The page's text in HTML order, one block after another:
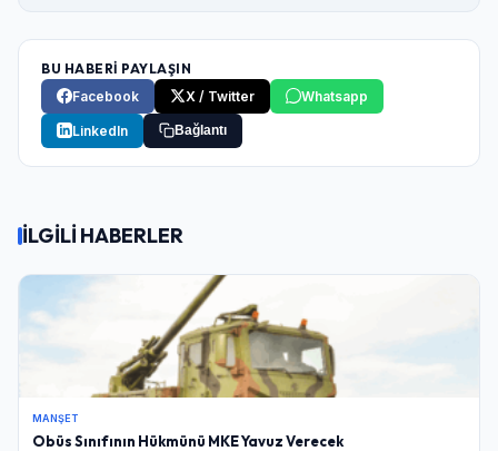
BU HABERİ PAYLAŞIN
Facebook
X / Twitter Whatsapp
LinkedIn Bağlantı
İLGİLİ HABERLER
MANŞET
Obüs Sınıfının Hükmünü MKE Yavuz Verecek